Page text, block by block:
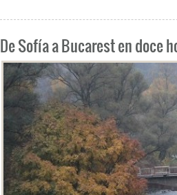
De Sofía a Bucarest en doce